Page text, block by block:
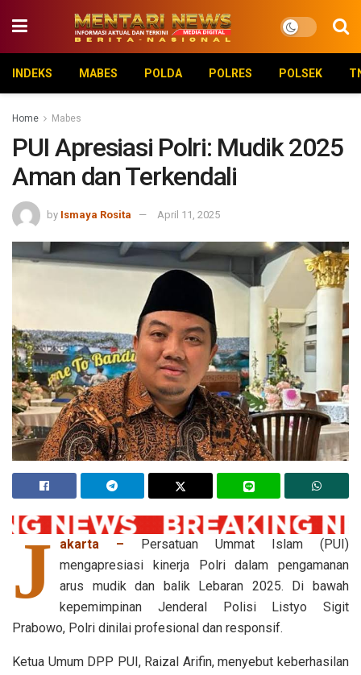
INDEKS MABES POLDA POLRES POLSEK
Home Mabes
PUI Apresiasi Polri: Mudik 2025
Aman dan Terkendali
by Ismaya Rosita April 11, 2025
J akarta – Persatuan Ummat Islam (PUI)
mengapresiasi kinerja Polri dalam pengamanan
arus mudik dan balik Lebaran 2025. Di bawah
kepemimpinan Jenderal Polisi Listyo Sigit
Prabowo, Polri dinilai profesional dan responsif.
Ketua Umum DPP PUI, Raizal Arifin, menyebut keberhasilan